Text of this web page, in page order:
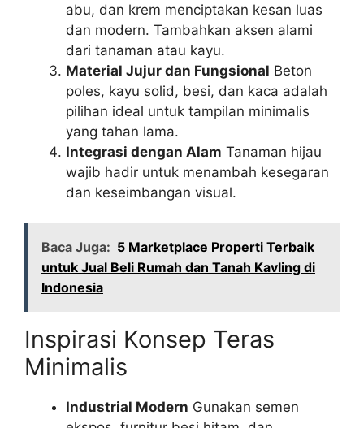
abu, dan krem menciptakan kesan luas
dan modern. Tambahkan aksen alami
dari tanaman atau kayu.
Material Jujur dan Fungsional Beton
poles, kayu solid, besi, dan kaca adalah
pilihan ideal untuk tampilan minimalis
yang tahan lama.
Integrasi dengan Alam Tanaman hijau
wajib hadir untuk menambah kesegaran
dan keseimbangan visual.
Baca Juga: 5 Marketplace Properti Terbaik
untuk Jual Beli Rumah dan Tanah Kavling di
Indonesia
Inspirasi Konsep Teras
Minimalis
Industrial Modern Gunakan semen